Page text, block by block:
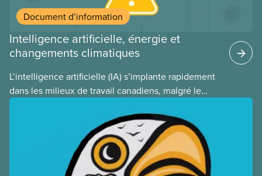
Document d’information
Intelligence artificielle, énergie et
changements climatiques
L’intelligence artificielle (IA) s’implante rapidement
dans les milieux de travail canadiens, malgré le
manque de lois et de règlements pour l’encadrer et
de tests menés en amont. Le présent document
d’information porte sur la consommation
énergétique de l’IA, ses conséquences
environnementales, le rôle du secteur privé dans